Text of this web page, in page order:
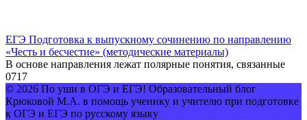
ЕГЭ Подготовка к выпускному сочинению по направлению
«Честь и бесчестие» (методические материалы)
В основе направления лежат полярные понятия, связанные
0717
© 2026 По уши в ОГЭ и ЕГЭ! Образовательный блог
Крюковой М.А. в помощь ученику и учителю при подготовке
к ОГЭ и ЕГЭ по русскому языку